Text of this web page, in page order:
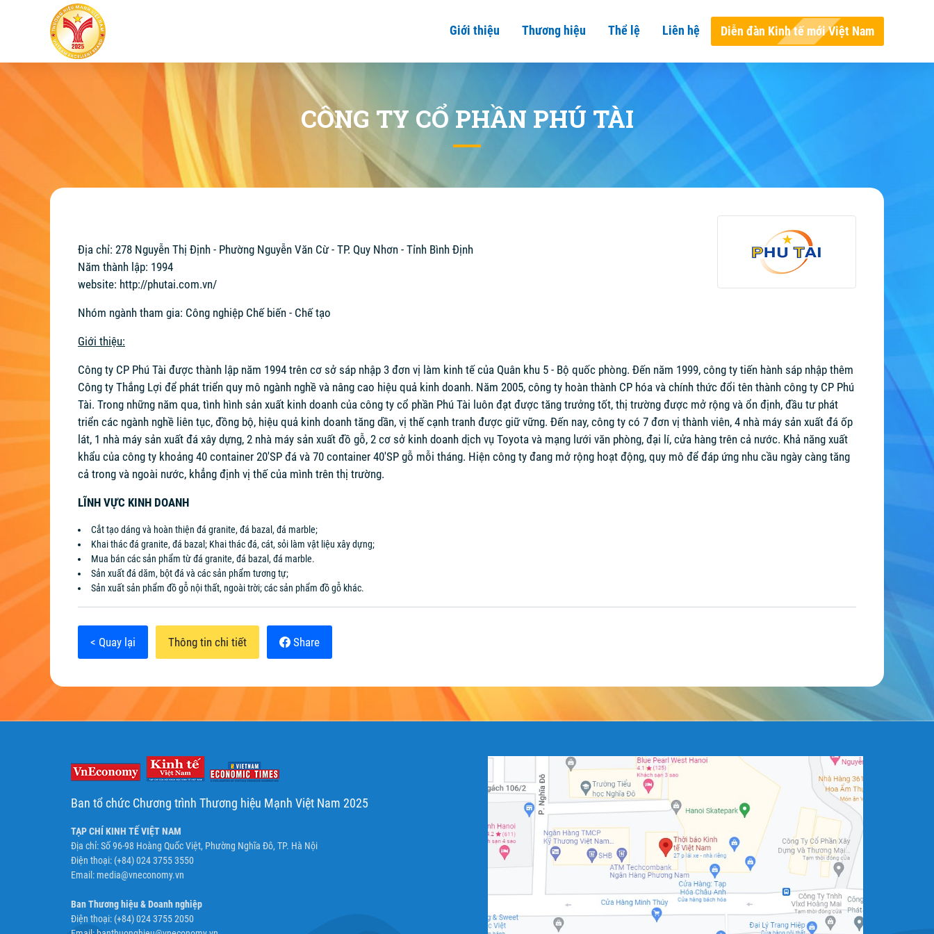
Giới thiệu Thương hiệu Thể lệ Liên hệ Diễn đàn Kinh tế mới Việt Nam
CÔNG TY CỔ PHẦN PHÚ TÀI
Địa chỉ: 278 Nguyễn Thị Định - Phường Nguyễn Văn Cừ - TP. Quy Nhơn - Tỉnh Bình Định
Năm thành lập: 1994
website: http://phutai.com.vn/
Nhóm ngành tham gia: Công nghiệp Chế biến - Chế tạo
Giới thiệu:
Công ty CP Phú Tài được thành lập năm 1994 trên cơ sở sáp nhập 3 đơn vị làm kinh tế của Quân khu 5 - Bộ quốc phòng. Đến năm 1999, công ty tiến hành sáp nhập thêm
Công ty Thắng Lợi để phát triển quy mô ngành nghề và nâng cao hiệu quả kinh doanh. Năm 2005, công ty hoàn thành CP hóa và chính thức đổi tên thành công ty CP Phú
Tài. Trong những năm qua, tình hình sản xuất kinh doanh của công ty cổ phần Phú Tài luôn đạt được tăng trưởng tốt, thị trường được mở rộng và ổn định, đầu tư phát
triển các ngành nghề liên tục, đồng bộ, hiệu quả kinh doanh tăng dần, vị thế cạnh tranh được giữ vững. Đến nay, công ty có 7 đơn vị thành viên, 4 nhà máy sản xuất đá ốp
lát, 1 nhà máy sản xuất đá xây dựng, 2 nhà máy sản xuất đồ gỗ, 2 cơ sở kinh doanh dịch vụ Toyota và mạng lưới văn phòng, đại lí, cửa hàng trên cả nước. Khả năng xuất
khẩu của công ty khoảng 40 container 20'SP đá và 70 container 40'SP gỗ mỗi tháng. Hiện công ty đang mở rộng hoạt động, quy mô để đáp ứng nhu cầu ngày càng tăng
cả trong và ngoài nước, khẳng định vị thế của mình trên thị trường.
LĨNH VỰC KINH DOANH
Cắt tạo dáng và hoàn thiện đá granite, đá bazal, đá marble;
Khai thác đá granite, đá bazal; Khai thác đá, cát, sỏi làm vật liệu xây dựng;
Mua bán các sản phẩm từ đá granite, đá bazal, đá marble.
Sản xuất đá dăm, bột đá và các sản phẩm tương tự;
Sản xuất sản phẩm đồ gỗ nội thất, ngoài trời; các sản phẩm đồ gỗ khác.
< Quay lại Thông tin chi tiết Share
Ban tổ chức Chương trình Thương hiệu Mạnh Việt Nam 2025
TẠP CHÍ KINH TẾ VIỆT NAM
Địa chỉ: Số 96-98 Hoàng Quốc Việt, Phường Nghĩa Đô, TP. Hà Nội
Điện thoại: (+84) 024 3755 3550
Email: media@vneconomy.vn
Ban Thương hiệu & Doanh nghiệp
Điện thoại: (+84) 024 3755 2050